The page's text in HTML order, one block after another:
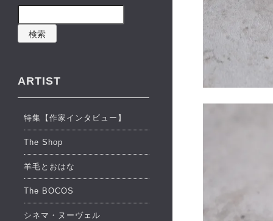
検索
ARTIST
特集【作家インタビュー】
The Shop
羊毛とおはな
The BOCOS
シネマ・ヌーヴェル